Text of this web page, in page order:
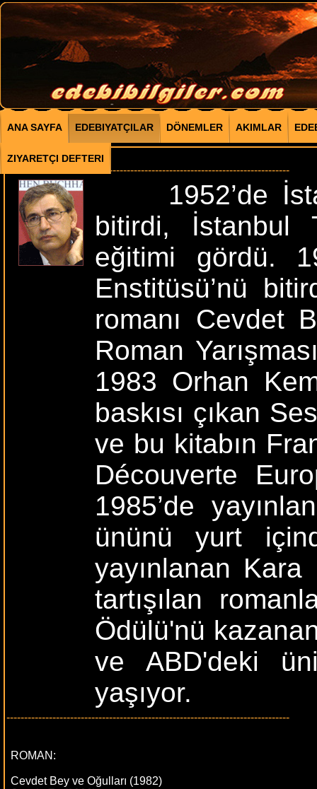
ANA SAYFA EDEBIYATÇILAR DÖNEMLER AKIMLAR
ZIYARETÇI DEFTERI
ORHAN PAMUK
--------------------------------------------------------------------------------
1952’de
bitirdi, İstanbul
eğitimi gördü.
Enstitüsü’nü
romanı Cevdet
Roman
1983 Orhan
baskısı çıkan
ve bu kitabın
Découverte
1985’de
ününü yurt
yayınlanan
tartışılan
Ödülü'nü
ve ABD'deki
yaşıyor.
--------------------------------------------------------------------------------
ROMAN:
Cevdet Bey ve Oğulları (1982)